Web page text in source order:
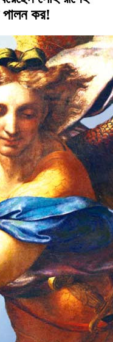
পালন কর!